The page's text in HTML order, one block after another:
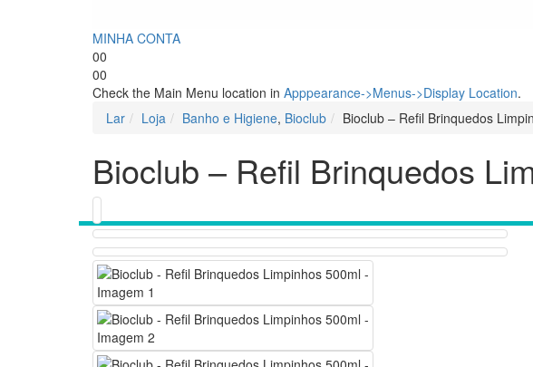
MINHA CONTA
00
00
Check the Main Menu location in Apppearance->Menus->Display Location.
Lar
Loja Banho e Higiene, Bioclub Bioclub – Refil Brinquedos
Bioclub – Refil Brinquedos